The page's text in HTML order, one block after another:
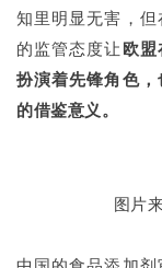
知里明显无害，
的监管态度让 欧
扮演着先锋角色
的借鉴意义。
图片